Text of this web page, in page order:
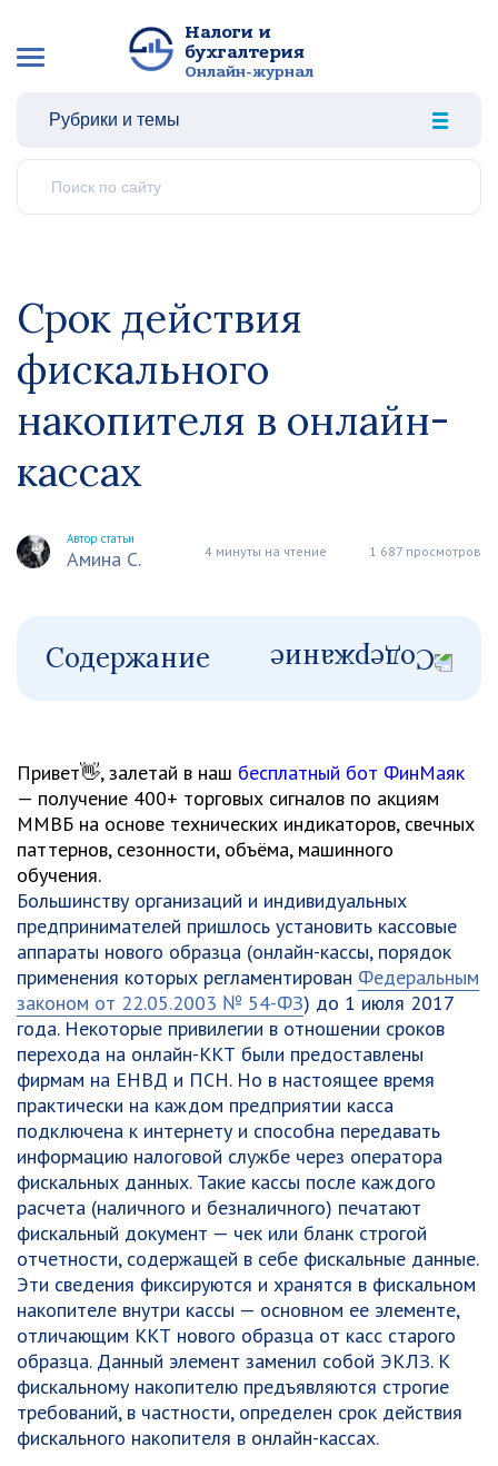
Налоги и
бухгалтерия
Онлайн-журнал
Рубрики и темы
Срок действия
фискального
накопителя в онлайн-
кассах
Автор статьи
Амина С. 4 минуты на чтение 1 687 просмотров
Содержание
Привет👋, залетай в наш бесплатный бот ФинМаяк
— получение 400+ торговых сигналов по акциям
ММВБ на основе технических индикаторов, свечных
паттернов, сезонности, объёма, машинного
обучения.
Большинству организаций и индивидуальных
предпринимателей пришлось установить кассовые
аппараты нового образца (онлайн-кассы, порядок
применения которых регламентирован Федеральным
законом от 22.05.2003 № 54-ФЗ) до 1 июля 2017
года. Некоторые привилегии в отношении сроков
перехода на онлайн-ККТ были предоставлены
фирмам на ЕНВД и ПСН. Но в настоящее время
практически на каждом предприятии касса
подключена к интернету и способна передавать
информацию налоговой службе через оператора
фискальных данных. Такие кассы после каждого
расчета (наличного и безналичного) печатают
фискальный документ — чек или бланк строгой
отчетности, содержащей в себе фискальные данные.
Эти сведения фиксируются и хранятся в фискальном
накопителе внутри кассы — основном ее элементе,
отличающим ККТ нового образца от касс старого
образца. Данный элемент заменил собой ЭКЛЗ. К
фискальному накопителю предъявляются строгие
требований, в частности, определен срок действия
фискального накопителя в онлайн-кассах.